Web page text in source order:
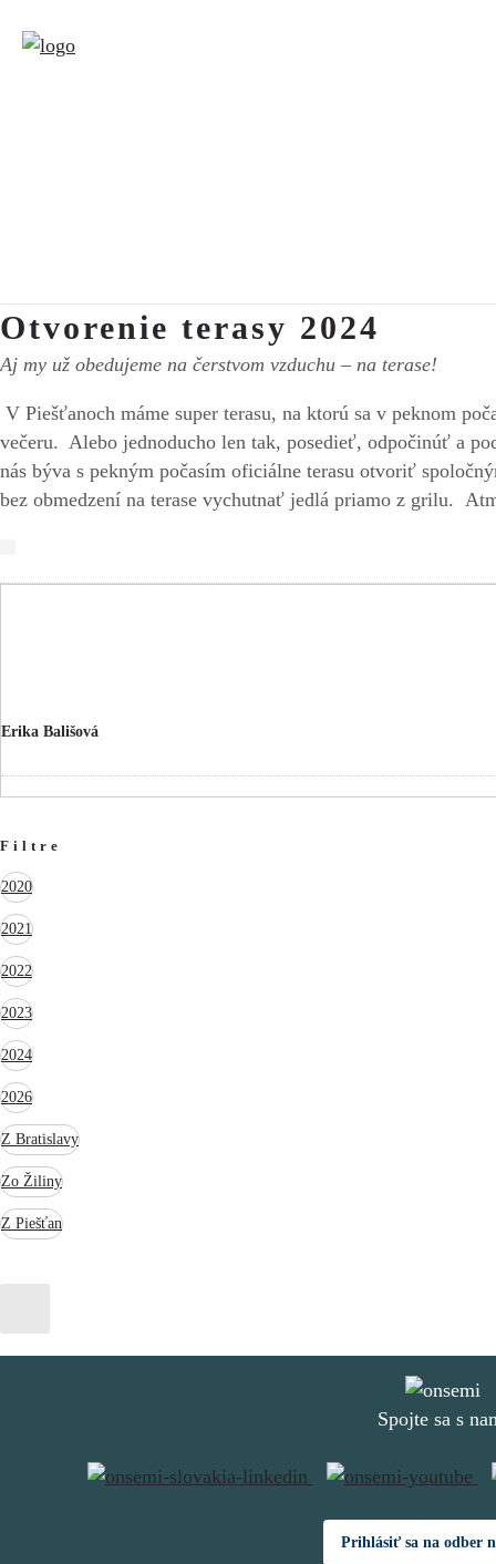
Otvorenie terasy 2024
Aj my už obedujeme na čerstvom vzduchu – na terase!
V Piešťanoch máme super terasu, na ktorú sa v peknom
večeru. Alebo jednoducho len tak, posedieť, odpočinúť a
nás býva s pekným počasím oficiálne terasu otvoriť
bez obmedzení na terase vychutnať jedlá priamo z grilu.
Erika Bališová
Filtre
2020
2021
2022
2023
2024
2026
Z Bratislavy
Zo Žiliny
Z Piešťan
Spojte sa s
Prihlásiť sa na odber